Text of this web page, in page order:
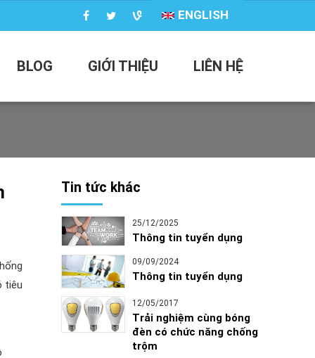
ENGLISH
BLOG GIỚI THIỆU LIÊN HỆ
tiêu
Tin tức khác
25/12/2025
Thông tin tuyển dụng
09/09/2024
Thông tin tuyển dụng
12/05/2017
Trải nghiệm cùng bóng
đèn có chức năng chống
trộm